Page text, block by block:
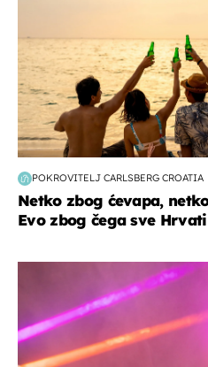
POKROVITELJ CARLSBERG CROATIA
Netko zbog ćevapa,
Evo zbog čega sve